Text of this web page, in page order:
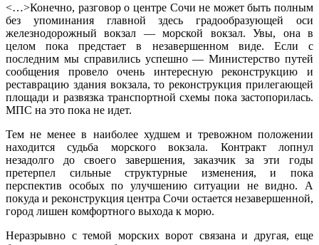
<…>Конечно, разговор о центре Сочи не может быть полным
без упоминания главной здесь градообразующей оси
железнодорожный вокзал — морской вокзал. Увы, она в
целом пока предстает в незавершенном виде. Если с
последним мы справились успешно — Министерство путей
сообщения провело очень интересную реконструкцию и
реставрацию здания вокзала, то реконструкция прилегающей
площади и развязка транспортной схемы пока застопорилась.
МПС на это пока не идет.
Тем не менее в наиболее худшем и тревожном положении
находится судьба морского вокзала. Контракт лопнул
незадолго до своего завершения, заказчик за эти годы
претерпел сильные структурные изменения, и пока
перспектив особых по улучшению ситуации не видно. А
покуда и реконструкция центра Сочи остается незавершенной,
город лишен комфортного выхода к морю.
Неразрывно с темой морских ворот связана и другая, еще